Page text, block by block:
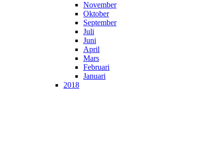
November
Oktober
September
Juli
Juni
April
Mars
Februari
Januari
2018